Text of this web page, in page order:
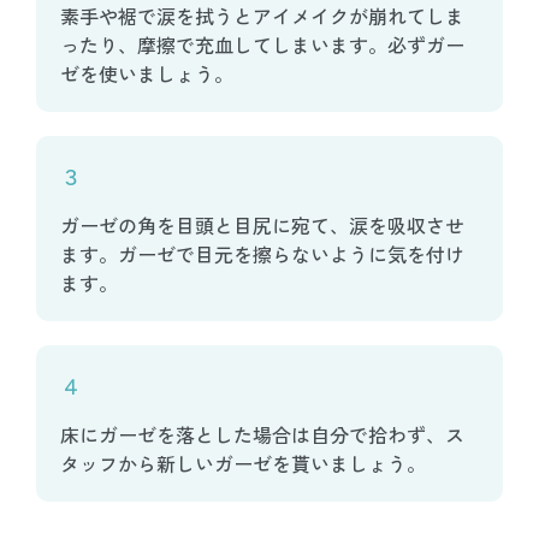
素手や裾で涙を拭うとアイメイクが崩れてしま
ったり、摩擦で充血してしまいます。必ずガー
ゼを使いましょう。
３
ガーゼの角を目頭と目尻に宛て、涙を吸収させ
ます。ガーゼで目元を擦らないように気を付け
ます。
４
床にガーゼを落とした場合は自分で拾わず、ス
タッフから新しいガーゼを貰いましょう。